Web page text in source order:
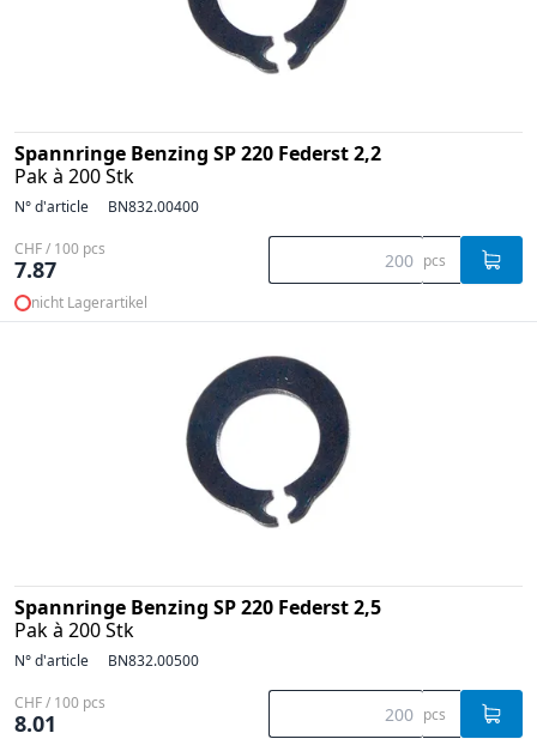
Spannringe Benzing SP 220 Federst 2,2
Pak à 200 Stk
N° d'article BN832.00400
CHF / 100 pcs
7.87 pcs
nicht Lagerartikel
Spannringe Benzing SP 220 Federst 2,5
Pak à 200 Stk
N° d'article BN832.00500
CHF / 100 pcs
8.01 pcs